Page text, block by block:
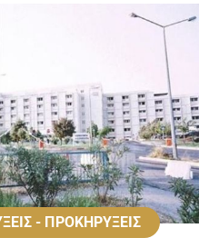
- ΠΡΟΚΗΡΥΞΕΙΣ